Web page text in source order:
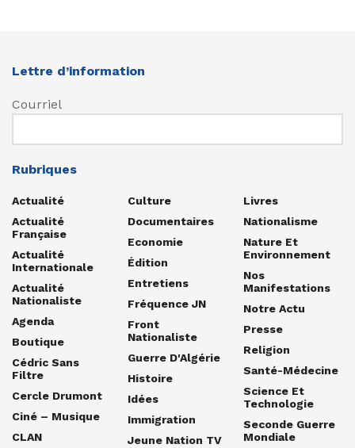
Lettre d’information
Courriel
Rubriques
Actualité
Actualité
Française
Actualité
Internationale
Actualité
Nationaliste
Agenda
Boutique
Cédric Sans
Filtre
Cercle Drumont
Ciné – Musique
CLAN
Culture
Documentaires
Economie
Édition
Entretiens
Fréquence JN
Front
Nationaliste
Guerre D'Algérie
Histoire
Idées
Immigration
Jeune Nation TV
Livres
Nationalisme
Nature Et
Environnement
Nos
Manifestations
Notre Actu
Presse
Religion
Santé-Médecine
Science Et
Technologie
Seconde Guerre
Mondiale